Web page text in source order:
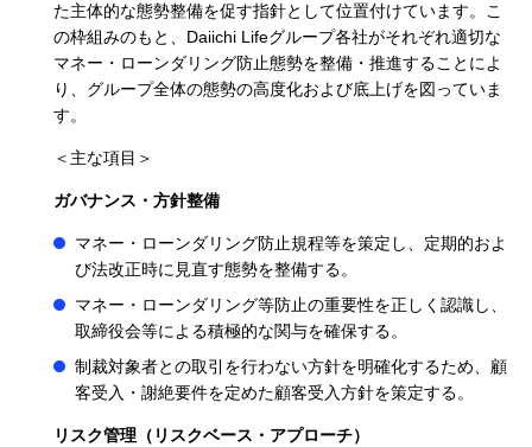
た主体的な態勢整備を促す指針として位置付けています。こ
の枠組みのもと、Daiichi Lifeグループ各社がそれぞれ適切な
マネー・ローンダリング防止態勢を整備・推進することによ
り、グループ全体の態勢の高度化および底上げを図っていま
す。
＜主な項目＞
ガバナンス・方針整備
マネー・ローンダリング防止規程等を策定し、定期的およ
び法改正時に見直す態勢を整備する。
マネー・ローンダリング等防止の重要性を正しく認識し、
取締役会等による積極的な関与を確保する。
制裁対象者との取引を行わない方針を明確化するため、顧
客受入・謝絶要件を定めた顧客受入方針を策定する。
リスク管理（リスクベース・アプローチ）